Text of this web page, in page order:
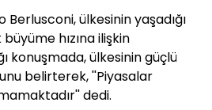
Berlusconi, ülkesinin yaşadığı
hızına ilişkin
konuşmada, ülkesinin güçlü
belirterek, ''Piyasalar
dedi.